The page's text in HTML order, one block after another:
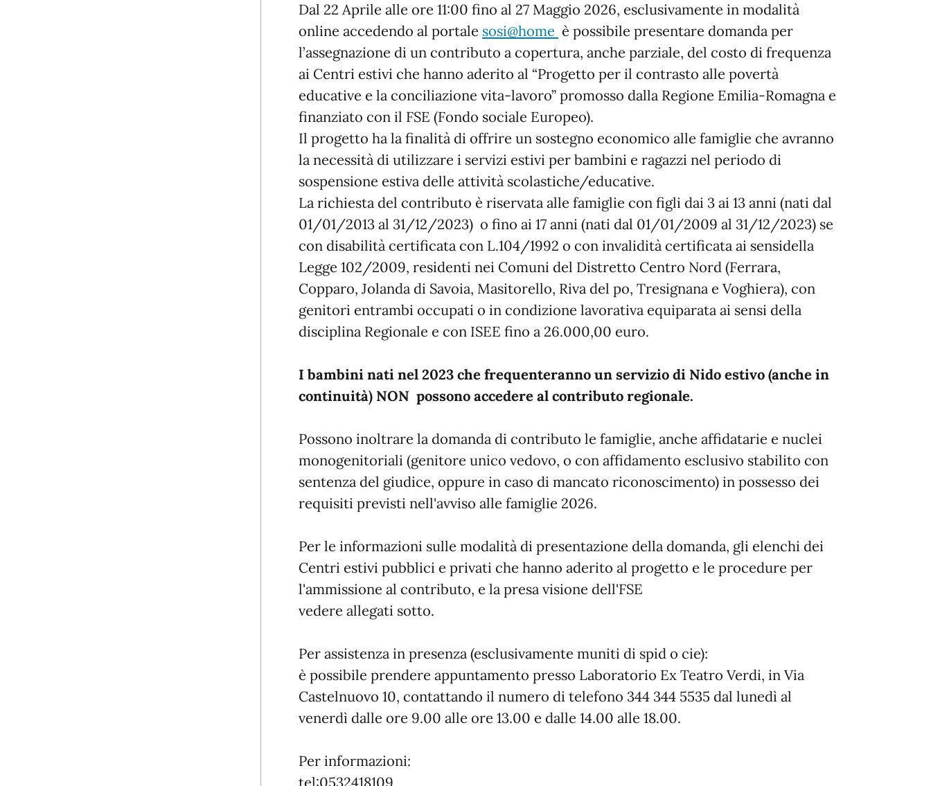
Dal 22 Aprile alle ore 11:00 fino al 27 Maggio 2026, esclusivamente in modalità
online accedendo al portale sosi@home è possibile presentare domanda per
l’assegnazione di un contributo a copertura, anche parziale, del costo di frequenza
ai Centri estivi che hanno aderito al “Progetto per il contrasto alle povertà
educative e la conciliazione vita-lavoro” promosso dalla Regione Emilia-Romagna e
finanziato con il FSE (Fondo sociale Europeo).
Il progetto ha la finalità di offrire un sostegno economico alle famiglie che avranno
la necessità di utilizzare i servizi estivi per bambini e ragazzi nel periodo di
sospensione estiva delle attività scolastiche/educative.
La richiesta del contributo è riservata alle famiglie con figli dai 3 ai 13 anni (nati dal
01/01/2013 al 31/12/2023) o fino ai 17 anni (nati dal 01/01/2009 al 31/12/2023) se
con disabilità certificata con L.104/1992 o con invalidità certificata ai sensidella
Legge 102/2009, residenti nei Comuni del Distretto Centro Nord (Ferrara,
Copparo, Jolanda di Savoia, Masitorello, Riva del po, Tresignana e Voghiera), con
genitori entrambi occupati o in condizione lavorativa equiparata ai sensi della
disciplina Regionale e con ISEE fino a 26.000,00 euro.
I bambini nati nel 2023 che frequenteranno un servizio di Nido estivo (anche in
continuità) NON possono accedere al contributo regionale.
Possono inoltrare la domanda di contributo le famiglie, anche affidatarie e nuclei
monogenitoriali (genitore unico vedovo, o con affidamento esclusivo stabilito con
sentenza del giudice, oppure in caso di mancato riconoscimento) in possesso dei
requisiti previsti nell'avviso alle famiglie 2026.
Per le informazioni sulle modalità di presentazione della domanda, gli elenchi dei
Centri estivi pubblici e privati che hanno aderito al progetto e le procedure per
l'ammissione al contributo, e la presa visione dell'FSE
vedere allegati sotto.
Per assistenza in presenza (esclusivamente muniti di spid o cie):
è possibile prendere appuntamento presso Laboratorio Ex Teatro Verdi, in Via
Castelnuovo 10, contattando il numero di telefono 344 344 5535 dal lunedì al
venerdì dalle ore 9.00 alle ore 13.00 e dalle 14.00 alle 18.00.
Per informazioni: